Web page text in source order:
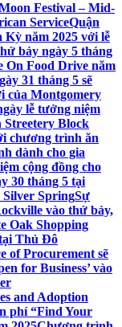
Festival – Mid-
ServiceQuận
Kỳ năm 2025 với lễ
bảy ngày 5 tháng
On Food Drive năm
31 tháng 5 sẽ
của Montgomery
lễ tưởng niệm
Streetery Block
chương trình ăn
dành cho gia
cộng đồng cho
30 tháng 5 tại
SpringSự
vào thứ bảy,
Oak Shopping
Thủ Đô
of Procurement sẽ
for Business’ vào
and Adoption
phí “Find Your